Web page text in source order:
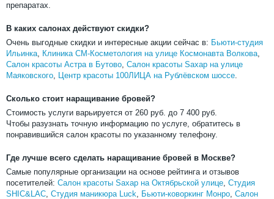
препаратах.
В каких салонах действуют скидки?
Очень выгодные скидки и интересные акции сейчас в: Бьюти-студия
Ильинка, Клиника СМ-Косметология на улице Космонавта Волкова,
Салон красоты Астра в Бутово, Салон красоты Sахар на улице
Маяковского, Центр красоты 100ЛИЦА на Рублёвском шоссе.
Сколько стоит наращивание бровей?
Стоимость услуги варьируется от 260 руб. до 7 400 руб.
Чтобы разузнать точную информацию по услуге, обратитесь в
понравившийся салон красоты по указанному телефону.
Где лучше всего сделать наращивание бровей в Москве?
Самые популярные организации на основе рейтинга и отзывов
посетителей: Салон красоты Sахар на Октябрьской улице, Студия
SHIC&LAC, Студия маникюра Luck, Бьюти-коворкинг Монро, Салон